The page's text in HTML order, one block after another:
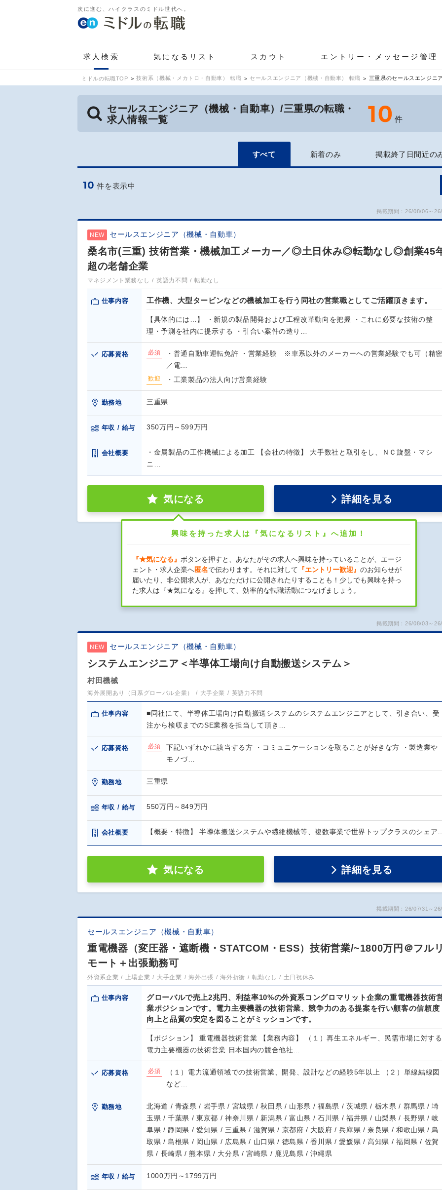
次に進む、ハイクラスのミドル世代へ。
求人検索 気になるリスト スカウト エントリー・メッセージ管理
ミドルの転職TOP 技術系（機械・メカトロ・自動車） 転職 セールスエンジニア（機械・自動車） 転職 三重県のセールスエンジニ
セールスエンジニア（機械・自動車）/三重県の転職・
求人情報一覧
10 件
すべて 新着のみ 掲載終了日間近の
10 件を表示中
掲載期間：26/08/06～
NEW セールスエンジニア（機械・自動車）
桑名市(三重) 技術営業・機械加工メーカー／◎土日休み◎転勤なし◎創業45
超の老舗企業
マネジメント業務なし 英語力不問 転勤なし
仕事内容 工作機、大型タービンなどの機械加工を行う同社の営業職としてご活躍頂きます。
【具体的には…】 ・新規の製品開発および工程改革動向を把握 ・これに必要な技術の整
理・予測を社内に提示する ・引合い案件の造り…
応募資格 必須
・普通自動車運転免許 ・営業経験 ※車系以外のメーカーへの営業経験でも可（精
／電…
歓迎 ・工業製品の法人向け営業経験
勤務地 三重県
年収 / 給与 350万円～599万円
会社概要
・金属製品の工作機械による加工 【会社の特徴】 大手数社と取引をし、ＮＣ旋盤・マシ
ニ…
気になる 詳細を見る
興味を持った求人は『気になるリスト』へ追加！
『★気になる』 ボタンを押すと、あなたがその求人へ興味を持っていることが、エージ
ェント・求人企業へ匿名で伝わります。それに対して 『エントリー歓迎』 のお知らせが
届いたり、非公開求人が、あなただけに公開されたりすることも！少しでも興味を持っ
た求人は『★気になる』を押して、効率的な転職活動につなげましょう。
掲載期間：26/08/03～
NEW セールスエンジニア（機械・自動車）
システムエンジニア＜半導体工場向け自動搬送システム＞
村田機械
海外展開あり（日系グローバル企業） 大手企業 英語力不問
仕事内容
■同社にて、半導体工場向け自動搬送システムのシステムエンジニアとして、引き合い、受
注から検収までのSE業務を担当して頂き…
応募資格 必須
下記いずれかに該当する方 ・コミュニケーションを取ることが好きな方 ・製造業や
モノづ…
勤務地 三重県
年収 / 給与 550万円～849万円
会社概要 【概要・特徴】 半導体搬送システムや繊維機械等、複数事業で世界トップクラスのシェ
気になる 詳細を見る
掲載期間：26/07/31～
セールスエンジニア（機械・自動車）
重電機器（変圧器・遮断機・STATCOM・ESS）技術営業/~1800万円＠フル
モート＋出張勤務可
外資系企業 上場企業 大手企業 海外出張 海外折衝 転勤なし 土日祝休み
仕事内容
グローバルで売上2兆円、利益率10%の外資系コングロマリット企業の重電機器技術
業ポジションです。電力主要機器の技術営業、競争力のある提案を行い顧客の信頼度
向上と品質の安定を図ることがミッションです。
【ポジション】 重電機器技術営業 【業務内容】 （１）再生エネルギー、民需市場に対する
電力主要機器の技術営業 日本国内の競合他社…
応募資格 必須
（１）電力流通領域での技術営業、開発、設計などの経験5年以上 （２）単線結線図
など…
勤務地
北海道 / 青森県 / 岩手県 / 宮城県 / 秋田県 / 山形県 / 福島県 / 茨城県 / 栃木県 / 群馬県 / 埼
玉県 / 千葉県 / 東京都 / 神奈川県 / 新潟県 / 富山県 / 石川県 / 福井県 / 山梨県 / 長野県 / 岐
阜県 / 静岡県 / 愛知県 / 三重県 / 滋賀県 / 京都府 / 大阪府 / 兵庫県 / 奈良県 / 和歌山県 / 鳥
取県 / 島根県 / 岡山県 / 広島県 / 山口県 / 徳島県 / 香川県 / 愛媛県 / 高知県 / 福岡県 / 佐賀
県 / 長崎県 / 熊本県 / 大分県 / 宮崎県 / 鹿児島県 / 沖縄県
年収 / 給与 1000万円～1799万円